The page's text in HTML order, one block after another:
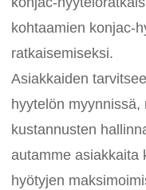
kohtaamien konjac-
ratkaisemiseksi.
Asiakkaiden
hyytelön
kustannusten
autamme asiakkaita
hyötyjen